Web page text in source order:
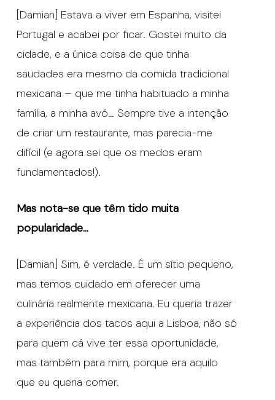
[Damian] Estava a viver em Espanha, visitei
Portugal e acabei por ficar. Gostei muito da
cidade, e a única coisa de que tinha
saudades era mesmo da comida tradicional
mexicana – que me tinha habituado a minha
família, a minha avó… Sempre tive a intenção
de criar um restaurante, mas parecia-me
difícil (e agora sei que os medos eram
fundamentados!).
Mas nota-se que têm tido muita
popularidade…
[Damian] Sim, é verdade. É um sítio pequeno,
mas temos cuidado em oferecer uma
culinária realmente mexicana. Eu queria trazer
a experiência dos tacos aqui a Lisboa, não só
para quem cá vive ter essa oportunidade,
mas também para mim, porque era aquilo
que eu queria comer.